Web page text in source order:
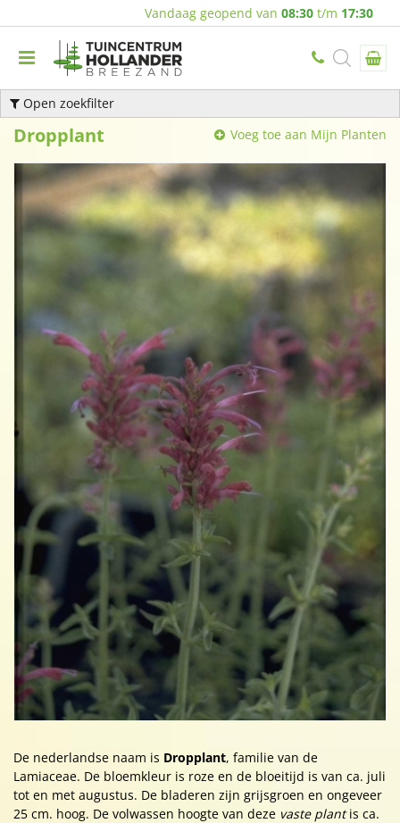
Vandaag geopend van 08:30 t/m 17:30
Open zoekfilter
Dropplant Voeg toe aan Mijn Planten
De nederlandse naam is Dropplant, familie van de
Lamiaceae. De bloemkleur is roze en de bloeitijd is van ca. juli
tot en met augustus. De bladeren zijn grijsgroen en ongeveer
25 cm. hoog. De volwassen hoogte van deze vaste plantis ca.